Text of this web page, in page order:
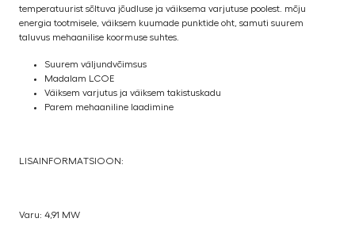
temperatuurist sõltuva jõudluse ja väiksema varjutuse poolest. mõju
energia tootmisele, väiksem kuumade punktide oht, samuti suurem
taluvus mehaanilise koormuse suhtes.
Suurem väljundvõimsus
Madalam LCOE
Väiksem varjutus ja väiksem takistuskadu
Parem mehaaniline laadimine
LISAINFORMATSIOON:
Varu: 4,91 MW